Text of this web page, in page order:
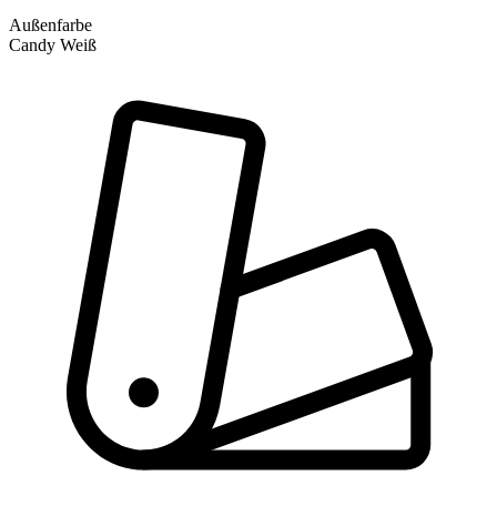
Außenfarbe
Candy Weiß